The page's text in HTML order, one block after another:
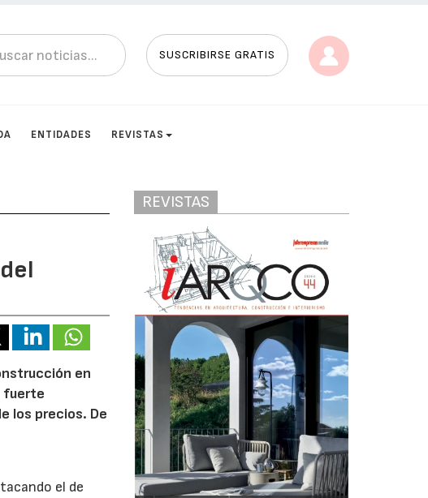
SUSCRIBIRSE GRATIS
ENTIDADES REVISTAS
en
fuerte
los precios. De
el de
REVISTAS